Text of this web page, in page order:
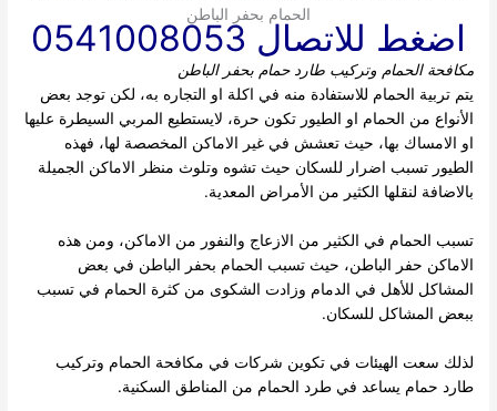
الحمام بحفر الباطن
اضغط للاتصال 0541008053
مكافحة الحمام وتركيب طارد حمام بحفر الباطن
يتم تربية الحمام للاستفادة منه في اكلة او التجاره به، لكن توجد بعض
الأنواع من الحمام او الطيور تكون حرة، لايستطيع المربي السيطرة عليها
او الامساك بها، حيث تعشش في غير الاماكن المخصصة لها، فهذه
الطيور تسبب اضرار للسكان حيث تشوه وتلوث منظر الاماكن الجميلة
بالاضافة لنقلها الكثير من الأمراض المعدية.
تسبب الحمام في الكثير من الازعاج والنفور من الاماكن، ومن هذه
الاماكن حفر الباطن، حيث تسبب الحمام بحفر الباطن في بعض
المشاكل للأهل في الدمام وزادت الشكوى من كثرة الحمام في تسبب
ببعض المشاكل للسكان.
لذلك سعت الهيئات في تكوين شركات في مكافحة الحمام وتركيب
طارد حمام يساعد في طرد الحمام من المناطق السكنية.